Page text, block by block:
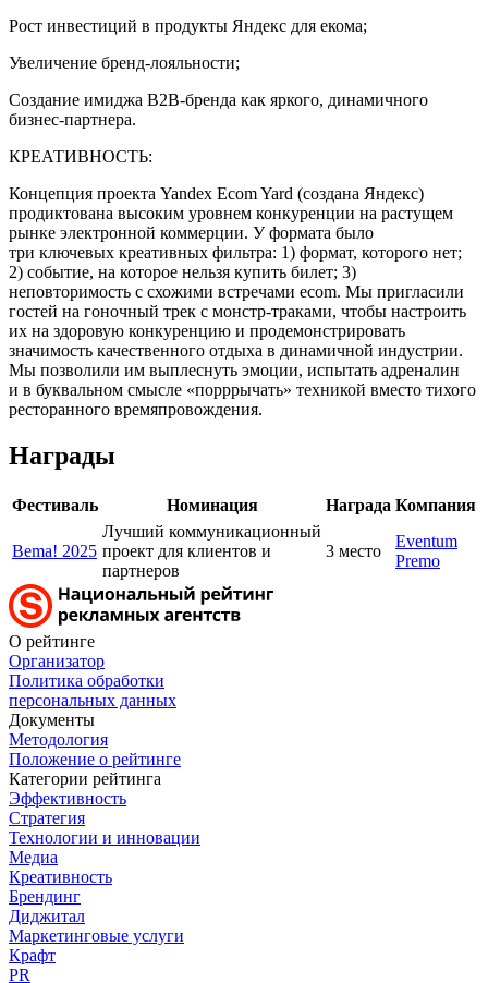
Рост инвестиций в продукты Яндекс для екома;
Увеличение бренд-лояльности;
Создание имиджа B2B-бренда как яркого, динамичного
бизнес-партнера.
КРЕАТИВНОСТЬ:
Концепция проекта Yandex Ecom Yard (создана Яндекс)
продиктована высоким уровнем конкуренции на растущем
рынке электронной коммерции. У формата было
три ключевых креативных фильтра: 1) формат, которого нет;
2) событие, на которое нельзя купить билет; 3)
неповторимость с схожими встречами ecom. Мы пригласили
гостей на гоночный трек с монстр-траками, чтобы настроить
их на здоровую конкуренцию и продемонстрировать
значимость качественного отдыха в динамичной индустрии.
Мы позволили им выплеснуть эмоции, испытать адреналин
и в буквальном смысле «порррычать» техникой вместо тихого
ресторанного времяпровождения.
Награды
Фестиваль Номинация Награда Компания
Bema! 2025
Лучший коммуникационный
проект для клиентов и
партнеров
3 место
Eventum
Premo
О рейтинге
Организатор
Политика обработки
персональных данных
Документы
Методология
Положение о рейтинге
Категории рейтинга
Эффективность
Стратегия
Технологии и инновации
Медиа
Креативность
Брендинг
Диджитал
Маркетинговые услуги
Крафт
PR